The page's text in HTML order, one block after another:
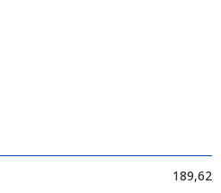
189,62